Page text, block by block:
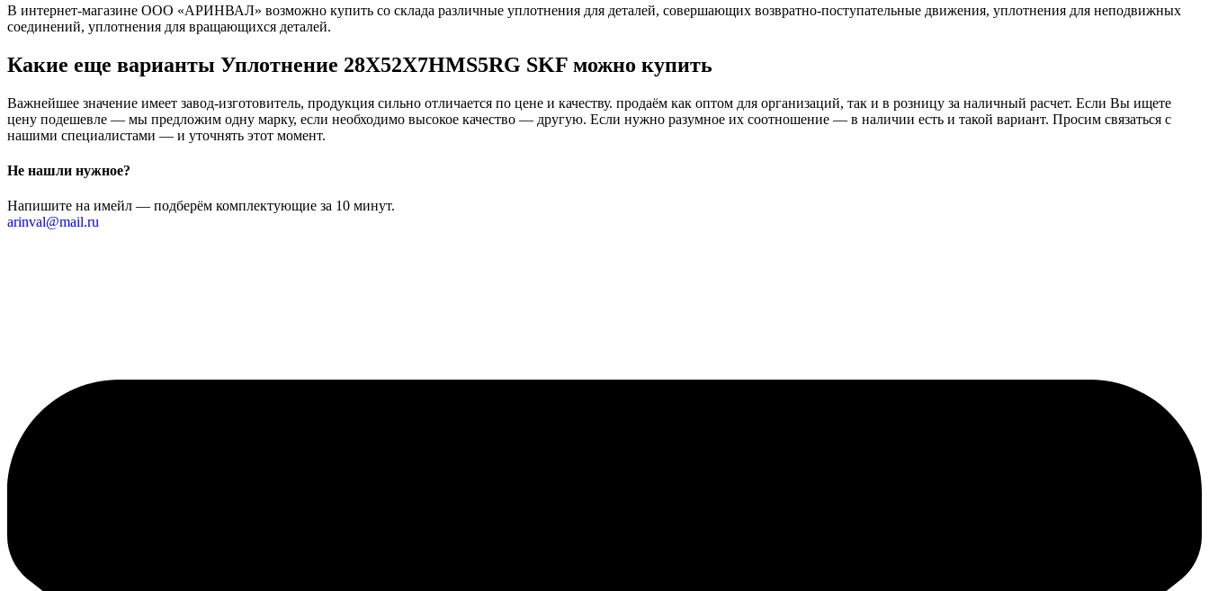
В интернет-магазине ООО «АРИНВАЛ» возможно купить со склада различные уплотнения для деталей, совершающих возвратно-поступательные движения, уплотнения для неподвижных
соединений, уплотнения для вращающихся деталей.
Какие еще варианты Уплотнение 28X52X7HMS5RG SKF можно купить
Важнейшее значение имеет завод-изготовитель, продукция сильно отличается по цене и качеству. продаём как оптом для организаций, так и в розницу за наличный расчет. Если Вы ищете
цену подешевле — мы предложим одну марку, если необходимо высокое качество — другую. Если нужно разумное их соотношение — в наличии есть и такой вариант. Просим связаться с
нашими специалистами — и уточнять этот момент.
Не нашли нужное?
Напишите на имейл — подберём комплектующие за 10 минут.
arinval@mail.ru